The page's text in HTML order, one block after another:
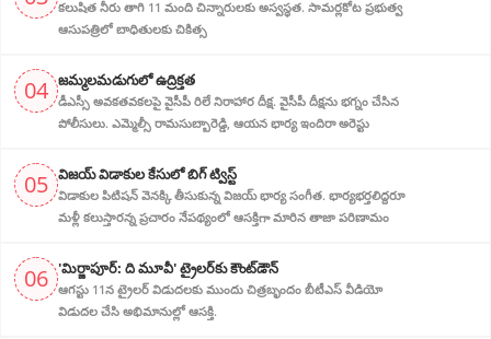
కలుషిత నీరు తాగి 11 మంది చిన్నారులకు అస్వస్థత. సామర్లకోట ప్రభుత్వ
ఆసుపత్రిలో బాధితులకు చికిత్స
04 జ‌మ్మ‌ల‌మ‌డుగులో ఉద్రిక్త‌త‌
డీఎస్సీ అవ‌క‌త‌వ‌క‌ల‌పై వైసీపీ రిలే నిరాహార‌ దీక్ష‌. వైసీపీ దీక్ష‌ను భ‌గ్నం చేసిన
పోలీసులు. ఎమ్మెల్సీ రామసుబ్బారెడ్డి, ఆయ‌న‌ భార్య ఇందిరా అరెస్టు
05 విజ‌య్ విడాకుల కేసులో బిగ్ ట్విస్ట్‌
విడాకుల‌ పిటిషన్ వెన‌క్కి తీసుకున్న విజ‌య్ భార్య‌ సంగీత. భార్య‌భ‌ర్త‌లిద్ద‌రూ
మళ్లీ కలుస్తారన్న ప్రచారం నేపథ్యంలో ఆస‌క్తిగా మారిన తాజా పరిణామం
06 'మిర్జాపూర్: ది మూవీ' ట్రైలర్‌కు కౌంట్‌డౌన్
ఆగస్టు 11న ట్రైలర్ విడుదలకు ముందు చిత్రబృందం బీటీఎస్ వీడియో
విడుదల చేసి అభిమానుల్లో ఆసక్తి.